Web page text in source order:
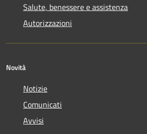
Salute, benessere e assistenza
Autorizzazioni
Novità
Notizie
Comunicati
Avvisi